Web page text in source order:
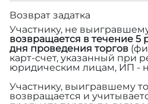
Возврат задатка
Участнику, не
возвращается в течение 5
дня проведения торгов
карт-счет, указанный при
юридическим лицам, ИП -
Участнику, выигравшему
возвращается и